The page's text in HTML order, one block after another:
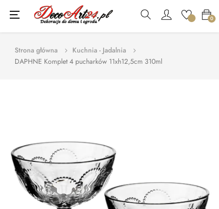
0
Toggle
navigation
☰
Strona główna
Kuchnia - Jadalnia
DAPHNE Komplet 4 pucharków 11xh12,5cm 310ml